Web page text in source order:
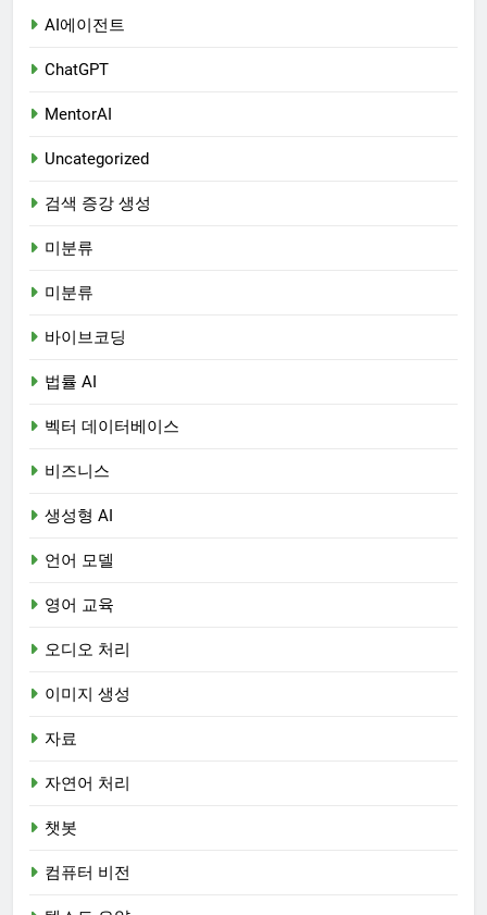
AI에이전트
ChatGPT
MentorAI
Uncategorized
검색 증강 생성
미분류
미분류
바이브코딩
법률 AI
벡터 데이터베이스
비즈니스
생성형 AI
언어 모델
영어 교육
오디오 처리
이미지 생성
자료
자연어 처리
챗봇
컴퓨터 비전